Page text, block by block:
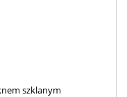
szklanym